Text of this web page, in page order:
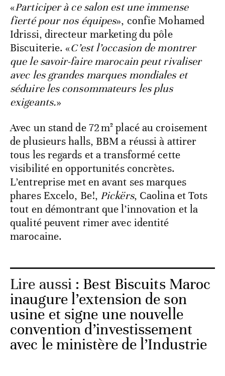
«Participer à ce salon est une immense
fierté pour nos équipes», confie Mohamed
Idrissi, directeur marketing du pôle
Biscuiterie. «C’est l’occasion de montrer
que le savoir-faire marocain peut rivaliser
avec les grandes marques mondiales et
séduire les consommateurs les plus
exigeants.»
Avec un stand de 72 m² placé au croisement
de plusieurs halls, BBM a réussi à attirer
tous les regards et a transformé cette
visibilité en opportunités concrètes.
L’entreprise met en avant ses marques
phares Excelo, Be!, Pickërs, Caolina et Tots
tout en démontrant que l’innovation et la
qualité peuvent rimer avec identité
marocaine.
Lire aussi : Best Biscuits Maroc
inaugure l’extension de son
usine et signe une nouvelle
convention d’investissement
avec le ministère de l’Industrie